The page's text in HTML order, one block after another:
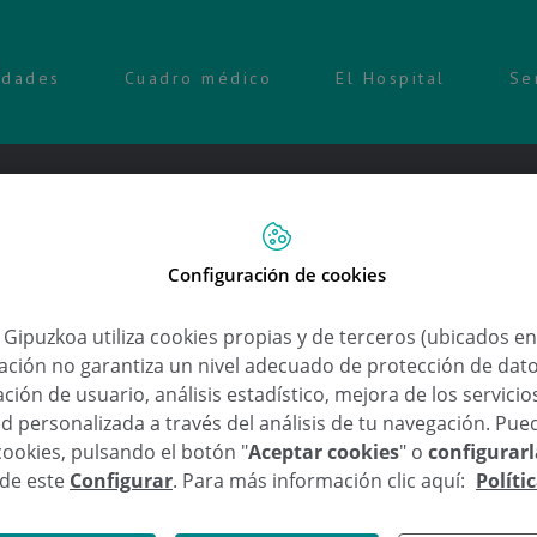
Cuadro médico El Hospital
previene el 90% de los
Cardiovascular, diagnóstico ,Eduardo Alegría Ezquerra,enfermedades del
,tratamiento
de la detección precoz» será el tema a tratar en la
Configuración de cookies
utiliza cookies propias y de terceros (ubicados
no garantiza un nivel adecuado de protección de
de usuario, análisis estadístico, mejora de los
personalizada a través del análisis de tu navegación.
pulsando el botón "Aceptar cookies" o
este Configurar. Para más información clic aquí: